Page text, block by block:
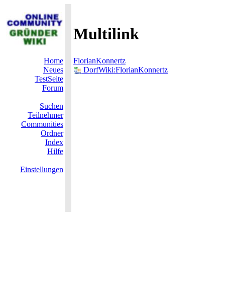
Multilink
Home
Neues
TestSeite
Forum
Suchen
Teilnehmer
Communities
Ordner
Index
Hilfe
Einstellungen
FlorianKonnertz
DorfWiki:FlorianKonnertz